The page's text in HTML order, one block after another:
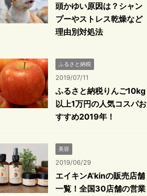
頭かゆい原因は？シャン
プーやストレス乾燥など
理由別対処法
ふるさと納税
2019/07/11
ふるさと納税りんご10kg
以上1万円の人気コスパお
すすめ2019年！
美容
2019/06/29
エイキンA’kinの販売店舗
一覧！全国30店舗の営業